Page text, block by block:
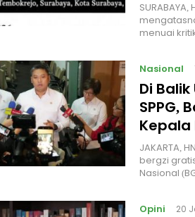
menuai
Nasional
Di
SPPG,
Kepala
JAKARTA,
bergzi
Nasional
Opini 20